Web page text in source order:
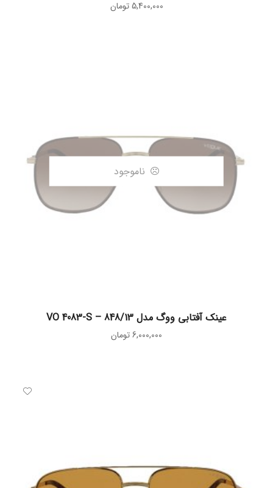
5,400,000 تومان
ناموجود
اطلاعات بیشترعینک آفتابی ووگ مدل VO 4083-S – 848/13
6,000,000تومان